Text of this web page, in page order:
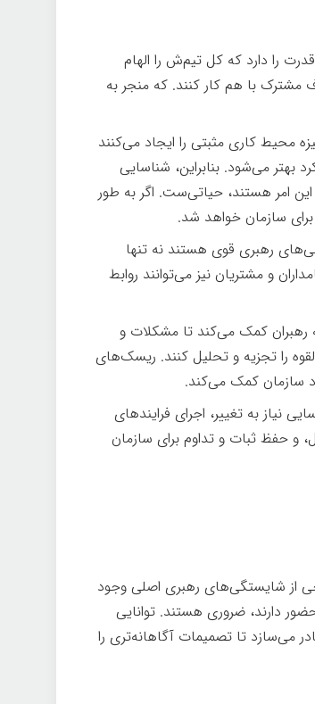
را دارد که کل تیم‌ش را الهام
مشترک با هم کار کنند. که منجر به
محیط کاری مثبتی را ایجاد می‌کنند
بهتر می‌شود. بنابراین، شناسایی
امر هستند، حیاتی‌ست. اگر به طور
سازمان خواهد شد.
رهبری قوی هستند نه تنها
و مشتریان نیز می‌توانند روابط
کمک می‌کند تا مشکلات و
را تجزیه و تحلیل کنند. ریسک‌های
سازمان کمک می‌کند.
نیاز به تغییر، اجرای فرایندهای
و حفظ ثبات و تداوم برای سازمان
از شایستگی‌های رهبری اصلی وجود
دارند، ضروری هستند. توانایی
می‌سازد تا تصمیمات آگاهانه‌تری را